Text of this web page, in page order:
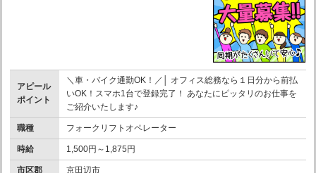
アピール
ポイント
＼車・バイク通勤OK！／│ オフィス総務なら１日分から前払
いOK！スマホ1台で登録完了！ あなたにピッタリのお仕事を
ご紹介いたします♪
職種 フォークリフトオペレーター
時給 1,500円～1,875円
市区郡 京田辺市